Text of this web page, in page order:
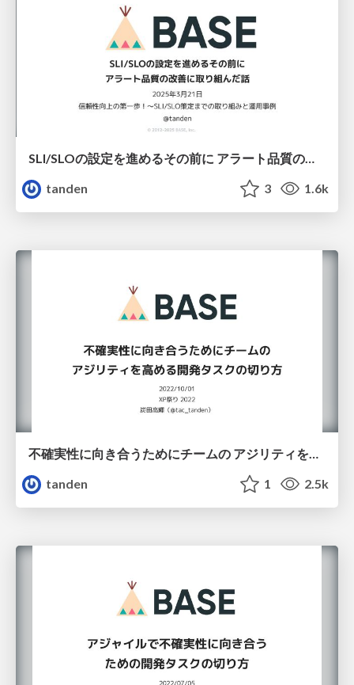
SLI/SLOの設定を進めるその前に アラート品質の改善に取り組んだ話
tanden
3 1.6k
tanden
1 2.5k